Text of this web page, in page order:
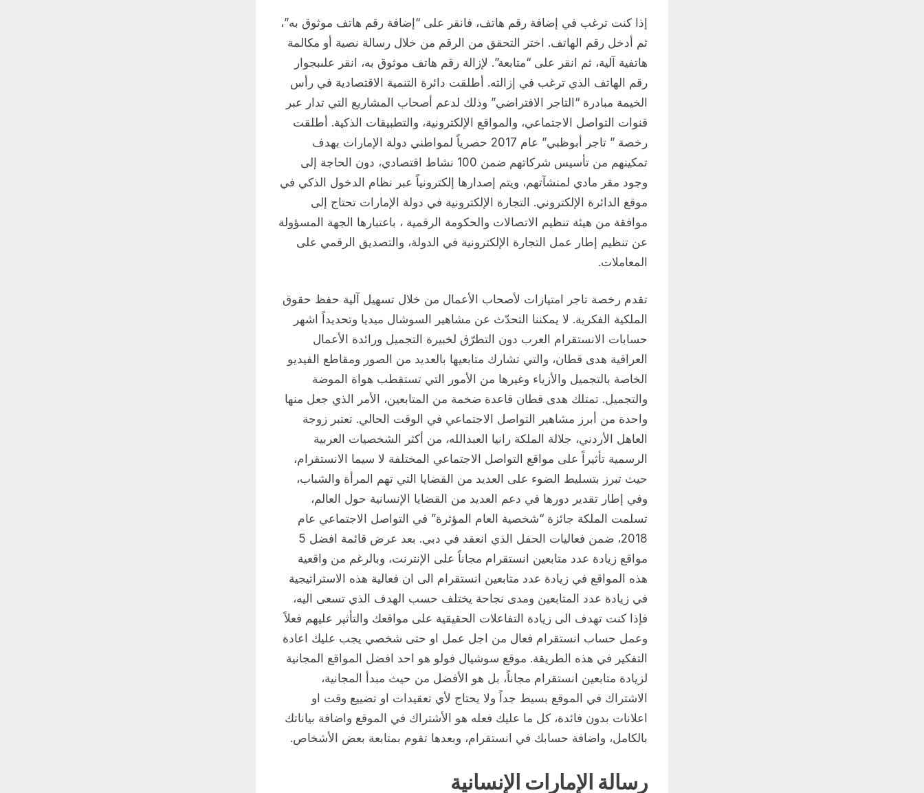
إذا كنت ترغب في إضافة رقم هاتف، فانقر على “إضافة رقم هاتف موثوق به”،
ثم أدخل رقم الهاتف. اختر التحقق من الرقم من خلال رسالة نصية أو مكالمة
هاتفية آلية، ثم انقر على “متابعة”. لإزالة رقم هاتف موثوق به، انقر علىبجوار
رقم الهاتف الذي ترغب في إزالته. أطلقت دائرة التنمية الاقتصادية في رأس
الخيمة مبادرة “التاجر الافتراضي” وذلك لدعم أصحاب المشاريع التي تدار عبر
قنوات التواصل الاجتماعي، والمواقع الإلكترونية، والتطبيقات الذكية. أطلقت
رخصة ” تاجر أبوظبي” عام 2017 حصرياً لمواطني دولة الإمارات بهدف
تمكينهم من تأسيس شركاتهم ضمن 100 نشاط اقتصادي، دون الحاجة إلى
وجود مقر مادي لمنشآتهم، ويتم إصدارها إلكترونياً عبر نظام الدخول الذكي في
موقع الدائرة الإلكتروني. التجارة الإلكترونية في دولة الإمارات تحتاج إلى
موافقة من هيئة تنظيم الاتصالات والحكومة الرقمية ، باعتبارها الجهة المسؤولة
عن تنظيم إطار عمل التجارة الإلكترونية في الدولة، والتصديق الرقمي على
المعاملات.
تقدم رخصة تاجر امتيازات لأصحاب الأعمال من خلال تسهيل آلية حفظ حقوق
الملكية الفكرية. لا يمكننا التحدّث عن مشاهير السوشال ميديا وتحديداً اشهر
حسابات الانستقرام العرب دون التطرّق لخبيرة التجميل ورائدة الأعمال
العراقية هدى قطان، والتي تشارك متابعيها بالعديد من الصور ومقاطع الفيديو
الخاصة بالتجميل والأزياء وغيرها من الأمور التي تستقطب هواة الموضة
والتجميل. تمتلك هدى قطان قاعدة ضخمة من المتابعين، الأمر الذي جعل منها
واحدة من أبرز مشاهير التواصل الاجتماعي في الوقت الحالي. تعتبر زوجة
العاهل الأردني، جلالة الملكة رانيا العبدالله، من أكثر الشخصيات العربية
الرسمية تأثيراً على مواقع التواصل الاجتماعي المختلفة لا سيما الانستقرام،
حيث تبرز بتسليط الضوء على العديد من القضايا التي تهم المرأة والشباب،
وفي إطار تقدير دورها في دعم العديد من القضايا الإنسانية حول العالم،
تسلمت الملكة جائزة “شخصية العام المؤثرة” في التواصل الاجتماعي عام
2018، ضمن فعاليات الحفل الذي انعقد في دبي. بعد عرض قائمة افضل 5
مواقع زيادة عدد متابعين انستقرام مجاناً على الإنترنت، وبالرغم من واقعية
هذه المواقع في زيادة عدد متابعين انستقرام الى ان فعالية هذه الاستراتيجية
في زيادة عدد المتابعين ومدى نجاحة يختلف حسب الهدف الذي تسعى اليه،
فإذا كنت تهدف الى زيادة التفاعلات الحقيقية على مواقعك والتأثير عليهم فعلاً
وعمل حساب انستقرام فعال من اجل عمل او حتى شخصي يجب عليك اعادة
التفكير في هذه الطريقة. موقع سوشيال فولو هو احد افضل المواقع المجانية
لزيادة متابعين انستقرام مجاناً، بل هو الأفضل من حيث مبدأ المجانية،
الاشتراك في الموقع بسيط جداً ولا يحتاج لأي تعقيدات او تضييع وقت او
اعلانات بدون فائدة، كل ما عليك فعله هو الأشتراك في الموقع واضافة بياناتك
بالكامل، واضافة حسابك في انستقرام، وبعدها تقوم بمتابعة بعض الأشخاص.
رسالة الإمارات الإنسانية